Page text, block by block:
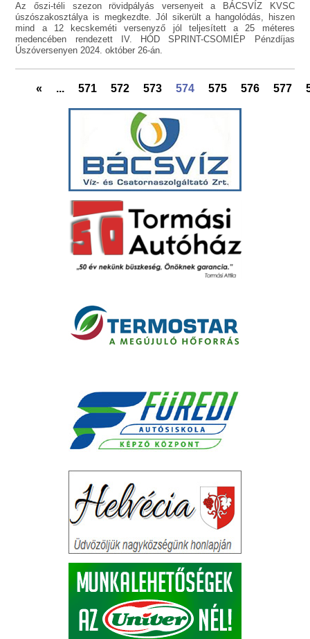
Az őszi-téli szezon rövidpályás versenyeit a BÁCSVÍZ KVSC
úszószakosztálya is megkezdte. Jól sikerült a hangolódás, hiszen
mind a 12 kecskeméti versenyző jól teljesített a 25 méteres
medencében rendezett IV. HÓD SPRINT-CSOMIÉP Pénzdíjas
Úszóversenyen 2024. október 26-án.
« ... 571 572 573 574 575 576 577